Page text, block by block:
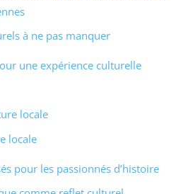
à ne pas manquer
une expérience culturelle
locale
locale
pour les passionnés d’histoire